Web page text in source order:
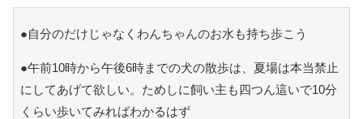
●自分のだけじゃなくわんちゃんのお水も持ち歩こう
●午前10時から午後6時までの犬の散歩は、夏場は本当禁止
にしてあげて欲しい。ためしに飼い主も四つん這いで10分
くらい歩いてみればわかるはず